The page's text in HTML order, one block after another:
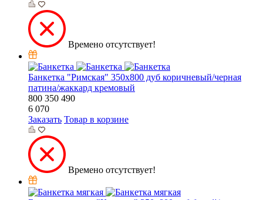
Времено отсутствует!
Банкетка "Римская" 350х800 дуб коричневый/черная
патина/жаккард кремовый
800 350 490
6 070
Заказать Товар в корзине
Времено отсутствует!